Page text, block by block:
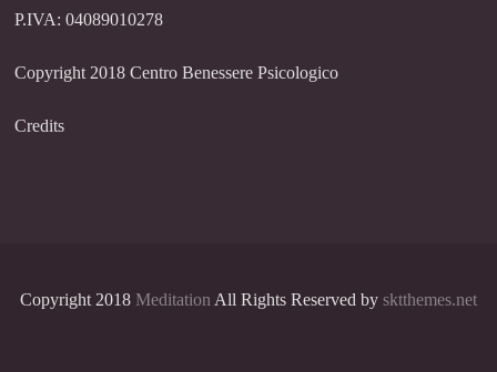
P.IVA: 04089010278
Copyright 2018 Centro Benessere Psicologico
Credits
Copyright 2018 Meditation All Rights Reserved by sktthemes.net